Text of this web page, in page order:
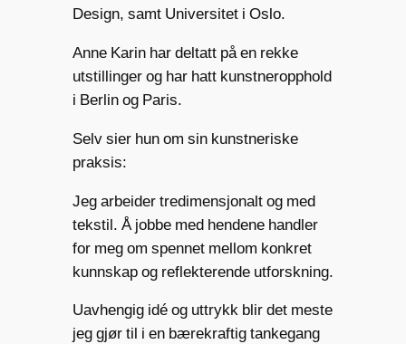
Design, samt Universitet i Oslo.
Anne Karin har deltatt på en rekke
utstillinger og har hatt kunstneropphold
i Berlin og Paris.
Selv sier hun om sin kunstneriske
praksis:
Jeg arbeider tredimensjonalt og med
tekstil. Å jobbe med hendene handler
for meg om spennet mellom konkret
kunnskap og reflekterende utforskning.
Uavhengig idé og uttrykk blir det meste
jeg gjør til i en bærekraftig tankegang